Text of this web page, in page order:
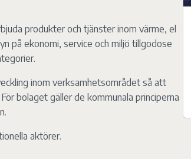
produkter och tjänster inom värme, el
på ekonomi, service och miljö tillgodose
inom verksamhetsområdet så att
bolaget gäller de kommunala principerna
aktörer.